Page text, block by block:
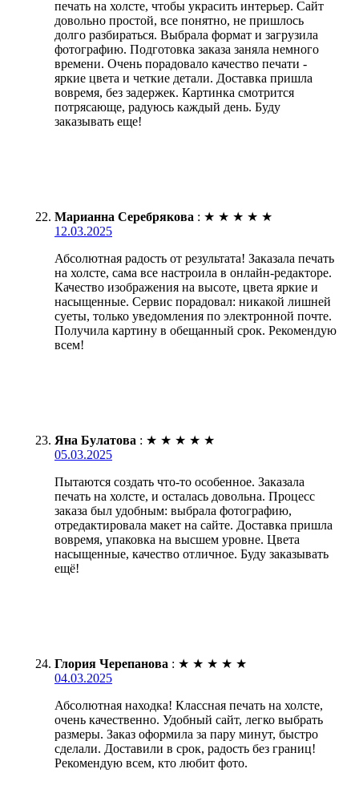
печать на холсте, чтобы украсить интерьер. Сайт
довольно простой, все понятно, не пришлось
долго разбираться. Выбрала формат и загрузила
фотографию. Подготовка заказа заняла немного
времени. Очень порадовало качество печати -
яркие цвета и четкие детали. Доставка пришла
вовремя, без задержек. Картинка смотрится
потрясающе, радуюсь каждый день. Буду
заказывать еще!
Марианна Серебрякова : ★ ★ ★ ★ ★
12.03.2025
Абсолютная радость от результата! Заказала печать
на холсте, сама все настроила в онлайн-редакторе.
Качество изображения на высоте, цвета яркие и
насыщенные. Сервис порадовал: никакой лишней
суеты, только уведомления по электронной почте.
Получила картину в обещанный срок. Рекомендую
всем!
Яна Булатова : ★ ★ ★ ★ ★
05.03.2025
Пытаются создать что-то особенное. Заказала
печать на холсте, и осталась довольна. Процесс
заказа был удобным: выбрала фотографию,
отредактировала макет на сайте. Доставка пришла
вовремя, упаковка на высшем уровне. Цвета
насыщенные, качество отличное. Буду заказывать
ещё!
Глория Черепанова : ★ ★ ★ ★ ★
04.03.2025
Абсолютная находка! Классная печать на холсте,
очень качественно. Удобный сайт, легко выбрать
размеры. Заказ оформила за пару минут, быстро
сделали. Доставили в срок, радость без границ!
Рекомендую всем, кто любит фото.